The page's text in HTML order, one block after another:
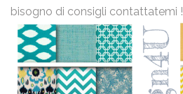
bisogno di consigli contattatemi !